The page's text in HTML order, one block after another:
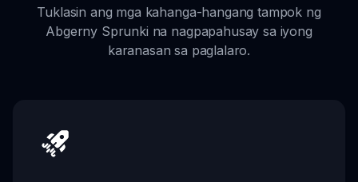
Tuklasin ang mga kahanga-hangang tampok ng
Abgerny Sprunki na nagpapahusay sa iyong
karanasan sa paglalaro.